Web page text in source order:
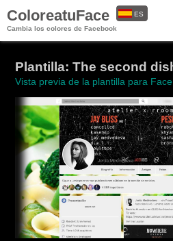
ColoreatuFace
Cambia los colores de Facebook
ES
Plantilla: The second
Vista previa de la plantilla para